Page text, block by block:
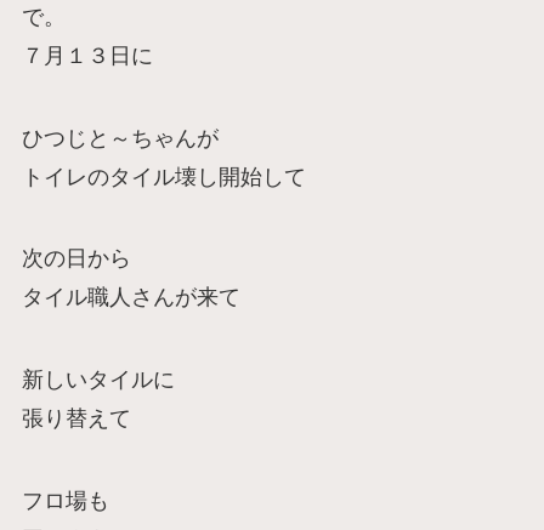
で。
７月１３日に
ひつじと～ちゃんが
トイレのタイル壊し開始して
次の日から
タイル職人さんが来て
新しいタイルに
張り替えて
フロ場も